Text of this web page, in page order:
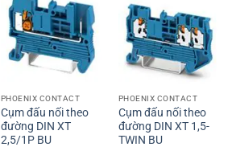
PHOENIX CONTACT
Cụm đấu nối theo
đường DIN XT
2,5/1P BU
PHOENIX CONTACT
Cụm đấu nối theo
đường DIN XT 1,5-
TWIN BU